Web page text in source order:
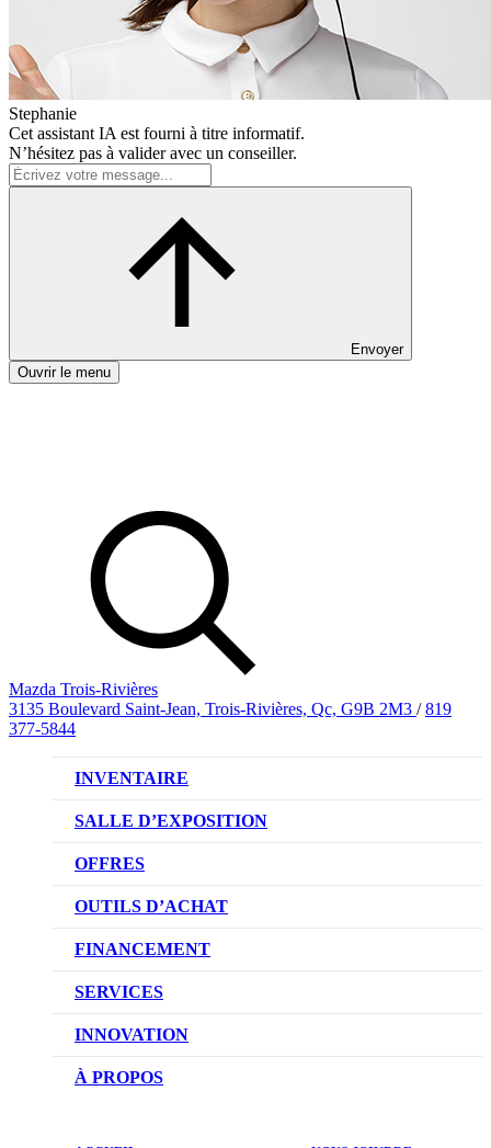
Stephanie
Cet assistant IA est fourni à titre informatif.
N’hésitez pas à valider avec un conseiller.
Envoyer
Ouvrir le menu
Mazda Trois-Rivières
3135 Boulevard Saint-Jean, Trois-Rivières, Qc, G9B 2M3 / 819
377-5844
INVENTAIRE
VÉHICULES NEUFS
VÉHICULES D’OCCASION
SALLE D’EXPOSITION
OFFRES
OFFRES DU CONCESSIONNAIRE
OUTILS D’ACHAT
CONFIGUREZ VOTRE VÉHICULE
RÉSERVEZ UN ESSAI ROUTIER
DEMANDEZ UN PRIX
FINANCEMENT
NOTRE DIFFÉRENCE
DEMANDE DE CRÉDIT AUTO
SERVICES
NOTRE PROMESSE
PRENDRE UN RENDEZ-VOUS
INNOVATION
TECHNOLOGIE SKYACTIV
À PROPOS